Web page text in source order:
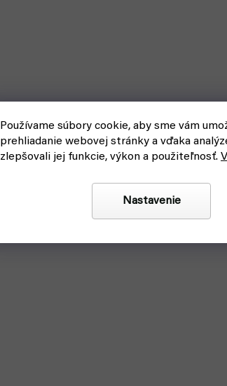
Používame súbory cookie, aby sme vám
prehliadanie webovej stránky a vďaka
zlepšovali jej funkcie, výkon a použiteľnosť.
Nastavenie